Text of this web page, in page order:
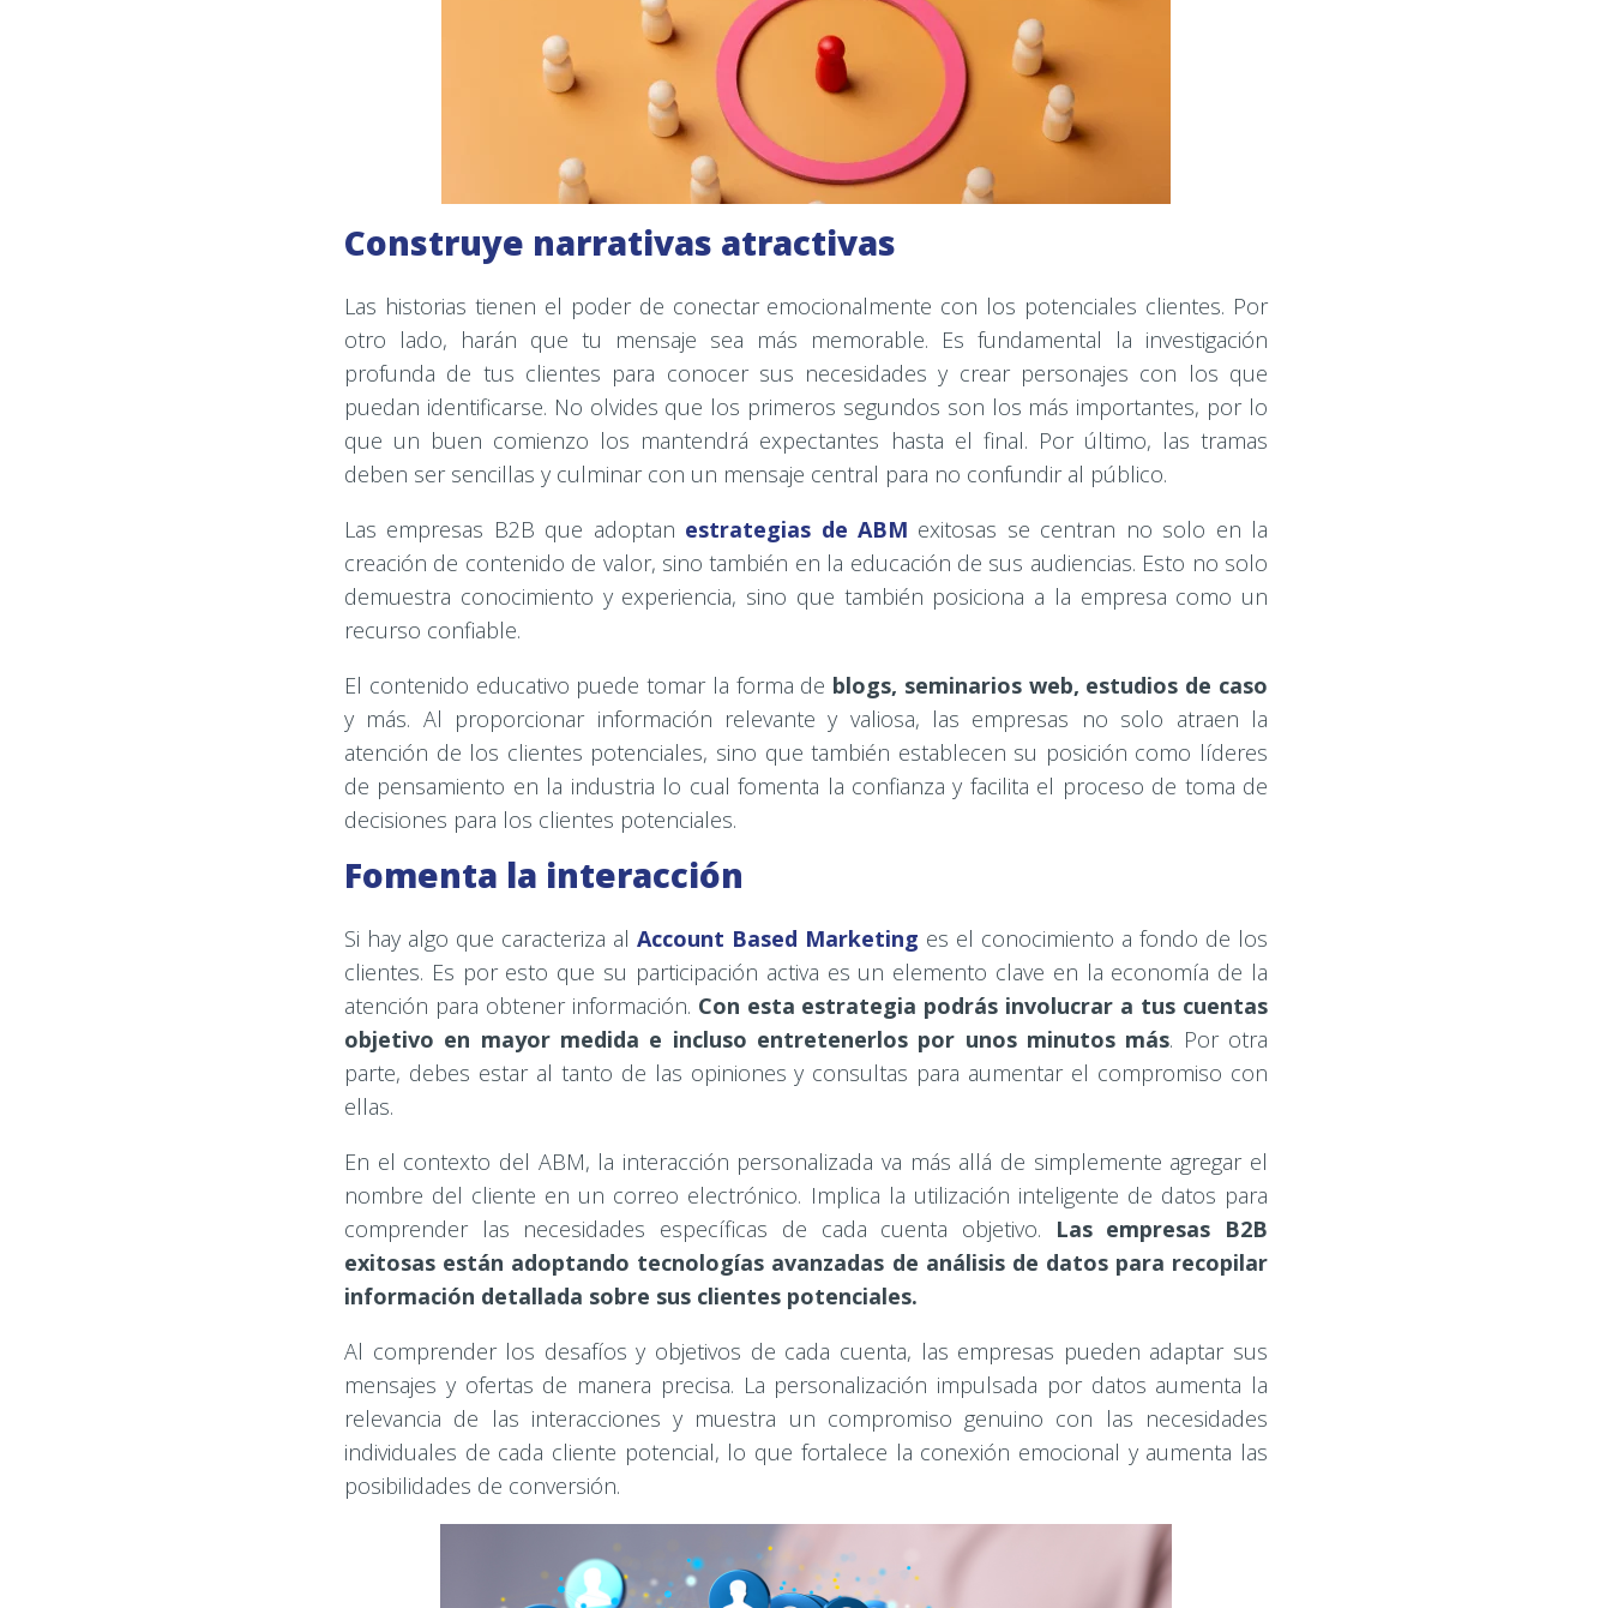
Construye narrativas atractivas
Las historias tienen el poder de conectar emocionalmente con los potenciales clientes. Por
otro lado, harán que tu mensaje sea más memorable. Es fundamental la investigación
profunda de tus clientes para conocer sus necesidades y crear personajes con los que
puedan identificarse. No olvides que los primeros segundos son los más importantes, por lo
que un buen comienzo los mantendrá expectantes hasta el final. Por último, las tramas
deben ser sencillas y culminar con un mensaje central para no confundir al público.
Las empresas B2B que adoptan estrategias de ABM exitosas se centran no solo en la
creación de contenido de valor, sino también en la educación de sus audiencias. Esto no solo
demuestra conocimiento y experiencia, sino que también posiciona a la empresa como un
recurso confiable.
El contenido educativo puede tomar la forma de blogs, seminarios web, estudios de caso
y más. Al proporcionar información relevante y valiosa, las empresas no solo atraen la
atención de los clientes potenciales, sino que también establecen su posición como líderes
de pensamiento en la industria lo cual fomenta la confianza y facilita el proceso de toma de
decisiones para los clientes potenciales.
Fomenta la interacción
Si hay algo que caracteriza al Account Based Marketing es el conocimiento a fondo de los
clientes. Es por esto que su participación activa es un elemento clave en la economía de la
atención para obtener información. Con esta estrategia podrás involucrar a tus cuentas
objetivo en mayor medida e incluso entretenerlos por unos minutos más. Por otra
parte, debes estar al tanto de las opiniones y consultas para aumentar el compromiso con
ellas.
En el contexto del ABM, la interacción personalizada va más allá de simplemente agregar el
nombre del cliente en un correo electrónico. Implica la utilización inteligente de datos para
comprender las necesidades específicas de cada cuenta objetivo. Las empresas B2B
exitosas están adoptando tecnologías avanzadas de análisis de datos para recopilar
información detallada sobre sus clientes potenciales.
Al comprender los desafíos y objetivos de cada cuenta, las empresas pueden adaptar sus
mensajes y ofertas de manera precisa. La personalización impulsada por datos aumenta la
relevancia de las interacciones y muestra un compromiso genuino con las necesidades
individuales de cada cliente potencial, lo que fortalece la conexión emocional y aumenta las
posibilidades de conversión.